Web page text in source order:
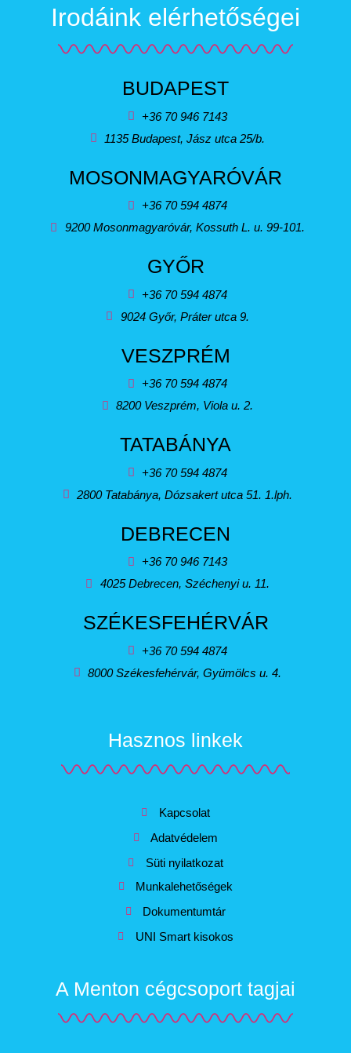
Irodáink elérhetőségei
BUDAPEST
+36 70 946 7143
1135 Budapest, Jász utca 25/b.
MOSONMAGYARÓVÁR
+36 70 594 4874
9200 Mosonmagyaróvár, Kossuth L. u. 99-101.
GYŐR
+36 70 594 4874
9024 Győr, Práter utca 9.
VESZPRÉM
+36 70 594 4874
8200 Veszprém, Viola u. 2.
TATABÁNYA
+36 70 594 4874
2800 Tatabánya, Dózsakert utca 51. 1.lph.
DEBRECEN
+36 70 946 7143
4025 Debrecen, Széchenyi u. 11.
SZÉKESFEHÉRVÁR
+36 70 594 4874
8000 Székesfehérvár, Gyümölcs u. 4.
A Menton cégcsoport tagjai
Hasznos linkek
Kapcsolat
Adatvédelem
Süti nyilatkozat
Munkalehetőségek
Dokumentumtár
UNI Smart kisokos